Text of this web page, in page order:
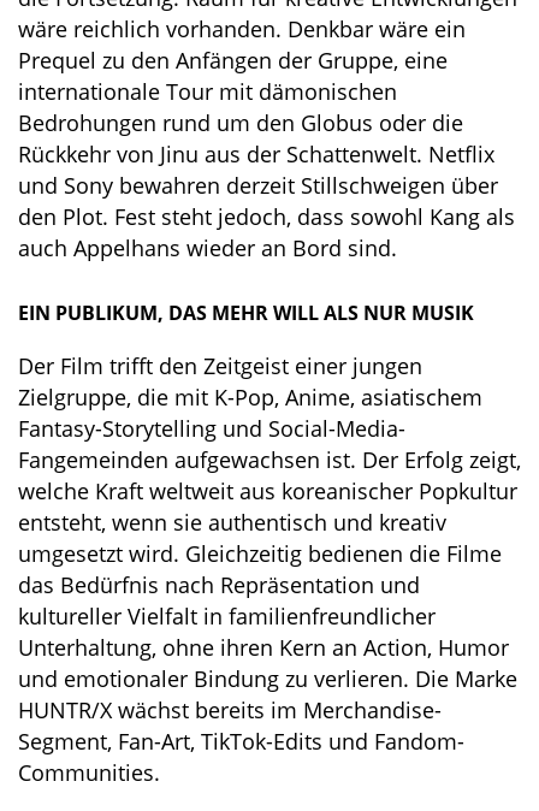
wäre reichlich vorhanden. Denkbar wäre ein
Prequel zu den Anfängen der Gruppe, eine
internationale Tour mit dämonischen
Bedrohungen rund um den Globus oder die
Rückkehr von Jinu aus der Schattenwelt. Netflix
und Sony bewahren derzeit Stillschweigen über
den Plot. Fest steht jedoch, dass sowohl Kang als
auch Appelhans wieder an Bord sind.
EIN PUBLIKUM, DAS MEHR WILL ALS NUR MUSIK
Der Film trifft den Zeitgeist einer jungen
Zielgruppe, die mit K-Pop, Anime, asiatischem
Fantasy-Storytelling und Social-Media-
Fangemeinden aufgewachsen ist. Der Erfolg zeigt,
welche Kraft weltweit aus koreanischer Popkultur
entsteht, wenn sie authentisch und kreativ
umgesetzt wird. Gleichzeitig bedienen die Filme
das Bedürfnis nach Repräsentation und
kultureller Vielfalt in familienfreundlicher
Unterhaltung, ohne ihren Kern an Action, Humor
und emotionaler Bindung zu verlieren. Die Marke
HUNTR/X wächst bereits im Merchandise-
Segment, Fan-Art, TikTok-Edits und Fandom-
Communities.